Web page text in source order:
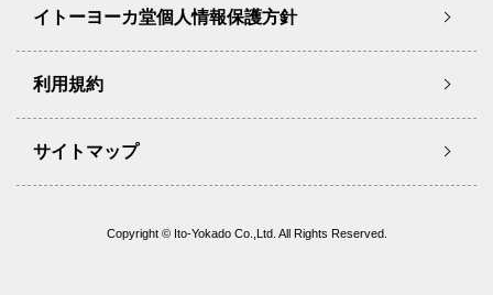
イトーヨーカ堂個人情報保護方針
利用規約
サイトマップ
Copyright © Ito-Yokado Co.,Ltd. All Rights Reserved.